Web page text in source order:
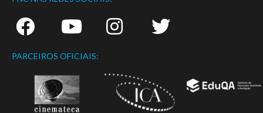
PARCEIROS OFICIAIS: